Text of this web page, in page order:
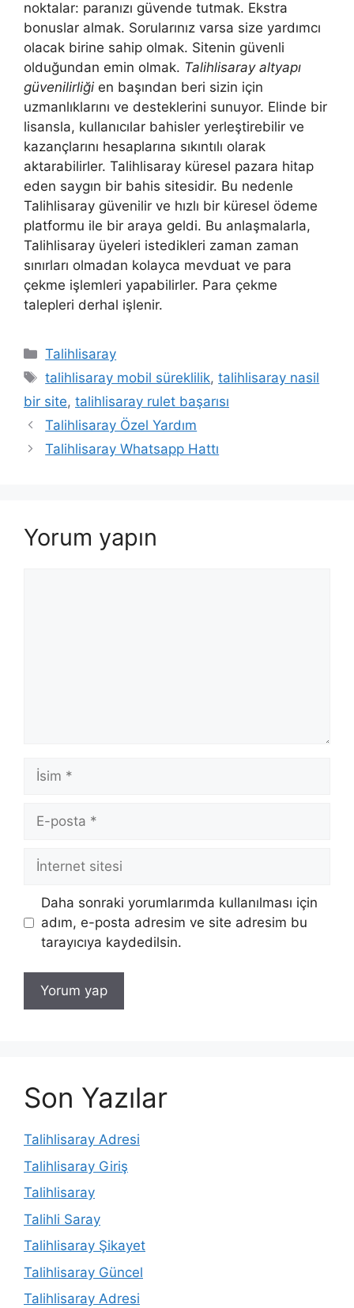
noktalar: paranızı güvende tutmak. Ekstra
bonuslar almak. Sorularınız varsa size yardımcı
olacak birine sahip olmak. Sitenin güvenli
olduğundan emin olmak. Talihlisaray altyapı
güvenilirliği en başından beri sizin için
uzmanlıklarını ve desteklerini sunuyor. Elinde bir
lisansla, kullanıcılar bahisler yerleştirebilir ve
kazançlarını hesaplarına sıkıntılı olarak
aktarabilirler. Talihlisaray küresel pazara hitap
eden saygın bir bahis sitesidir. Bu nedenle
Talihlisaray güvenilir ve hızlı bir küresel ödeme
platformu ile bir araya geldi. Bu anlaşmalarla,
Talihlisaray üyeleri istedikleri zaman zaman
sınırları olmadan kolayca mevduat ve para
çekme işlemleri yapabilirler. Para çekme
talepleri derhal işlenir.
Kategoriler
Talihlisaray
Etiketler
talihlisaray mobil süreklilik,talihlisaray nasil
bir site, talihlisaray rulet başarısı
Talihlisaray Özel Yardım
Talihlisaray Whatsapp Hattı
Yorum yapın
İsim
posta
İnternet
sitesi
Daha sonraki yorumlarımda kullanılması için
adım, e-posta adresim ve site adresim bu
tarayıcıya kaydedilsin.
Son Yazılar
Talihlisaray Adresi
Talihlisaray Giriş
Talihlisaray
Talihli Saray
Talihlisaray Şikayet
Talihlisaray Güncel
Talihlisaray Adresi